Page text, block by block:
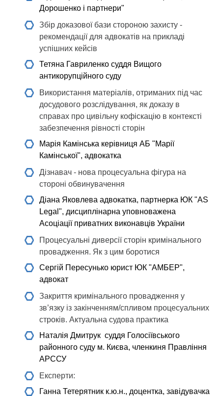
Дорошенко і партнери"
Збір доказової бази стороною захисту -
рекомендації для адвокатів на прикладі
успішних кейсів
Тетяна Гавриленко суддя Вищого
антикорупційного суду
Використання матеріалів, отриманих під час
досудового розслідування, як доказу в
справах про цивільну кофіскацію в контексті
забезпечення рівності сторін
Марія Камінська керівниця АБ "Марії
Камінської", адвокатка
Дізнавач - нова процесуальна фігура на
стороні обвинувачення
Діана Яковлева адвокатка, партнерка ЮК "AS
Legal", дисциплінарна уповноважена
Асоціації приватних виконавців України
Процесуальні диверсії сторін кримінального
провадження. Як з цим боротися
Сергій Пересунько юрист ЮК "АМБЕР",
адвокат
Закриття кримінального провадження у
зв’язку із закінченням/спливом процесуальних
строків. Актуальна судова практика
Наталія Дмитрук суддя Голосіївського
районного суду м. Києва, членкиня Правління
АРССУ
Експерти:
Ганна Тетерятник к.ю.н., доцентка, завідувачка